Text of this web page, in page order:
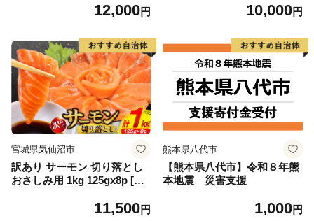
12,000円 10,000円
宮城県気仙沼市
訳あり サーモン 切り落とし
おさしみ用 1kg 125gx8p [足
4313] 魚 魚介類 鮭 お刺し身
11,500円
熊本県八代市
【熊本県八代市】令和８年熊
本地震 災害支援
1,000円